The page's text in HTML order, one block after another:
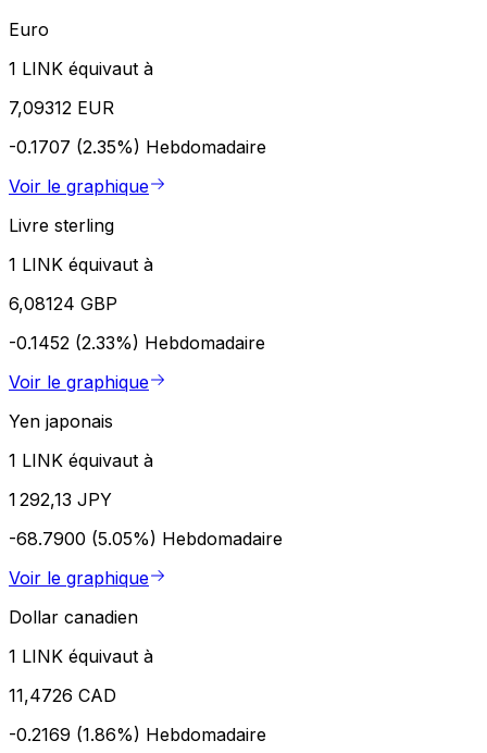
Euro
1 LINK équivaut à
7,09312 EUR
-0.1707 (2.35%) Hebdomadaire
Voir le graphique
Livre sterling
1 LINK équivaut à
6,08124 GBP
-0.1452 (2.33%) Hebdomadaire
Voir le graphique
Yen japonais
1 LINK équivaut à
1 292,13 JPY
-68.7900 (5.05%) Hebdomadaire
Voir le graphique
Dollar canadien
1 LINK équivaut à
11,4726 CAD
-0.2169 (1.86%) Hebdomadaire